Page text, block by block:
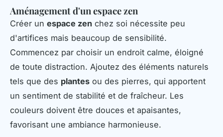
Aménagement d'un espace zen
Créer un espace zen chez soi nécessite peu
d'artifices mais beaucoup de sensibilité.
Commencez par choisir un endroit calme, éloigné
de toute distraction. Ajoutez des éléments naturels
tels que des plantes ou des pierres, qui apportent
un sentiment de stabilité et de fraîcheur. Les
couleurs doivent être douces et apaisantes,
favorisant une ambiance harmonieuse.